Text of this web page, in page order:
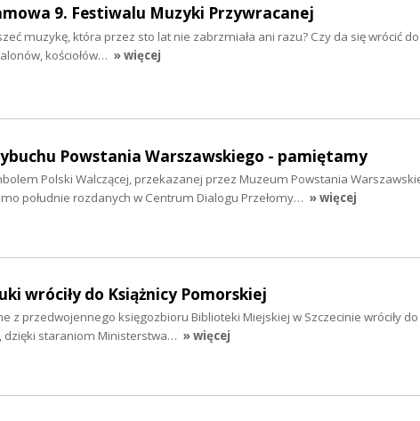
9. Festiwalu Muzyki Przywracanej
muzykę, która przez sto lat nie zabrzmiała ani razu? Czy da się wrócić
kościołów… » więcej
Powstania Warszawskiego - pamiętamy
Polski Walczącej, przekazanej przez Muzeum Powstania
południe rozdanych w Centrum Dialogu Przełomy… » więcej
wróciły do Książnicy Pomorskiej
z przedwojennego księgozbioru Biblioteki Miejskiej w Szczecinie wróciły
dzięki staraniom Ministerstwa… » więcej